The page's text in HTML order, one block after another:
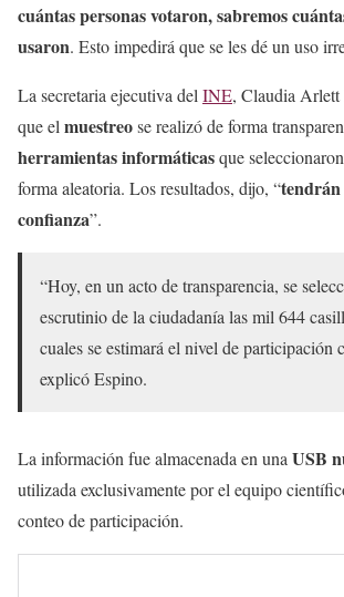
cuántas personas votaron, sabremos
usaron. Esto impedirá que se les dé un uso
La secretaria ejecutiva del INE, Claudia
que el muestreose realizó de forma
herramientas informáticasque
forma aleatoria. Los resultados, dijo, “
confianza”.
“Hoy, en un acto de transparencia, se
escrutinio de la ciudadanía las mil 644
cuales se estimará el nivel de participación
explicó Espino.
La información fue almacenada en una USB
utilizada exclusivamente por el equipo
conteo de participación.